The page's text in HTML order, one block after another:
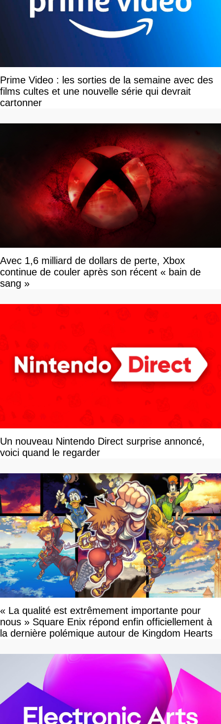
Prime Video : les sorties de la semaine avec des
films cultes et une nouvelle série qui devrait
cartonner
Avec 1,6 milliard de dollars de perte, Xbox
continue de couler après son récent « bain de
sang »
Un nouveau Nintendo Direct surprise annoncé,
voici quand le regarder
« La qualité est extrêmement importante pour
nous » Square Enix répond enfin officiellement à
la dernière polémique autour de Kingdom Hearts